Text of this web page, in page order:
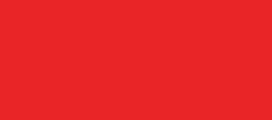
para todos los fans de Digimon.
y aunque no se han dado
del día. Algunos esperan un
otros sueñan con una nueva entrega
que te tomes un momento para ver el